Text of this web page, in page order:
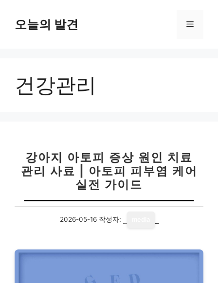
오늘의 발견 메
건강관리
강아지 아토피 증상 원인 치료
관리 사료 | 아토피 피부염 케어
실전 가이드
2026-05-16 작성자: